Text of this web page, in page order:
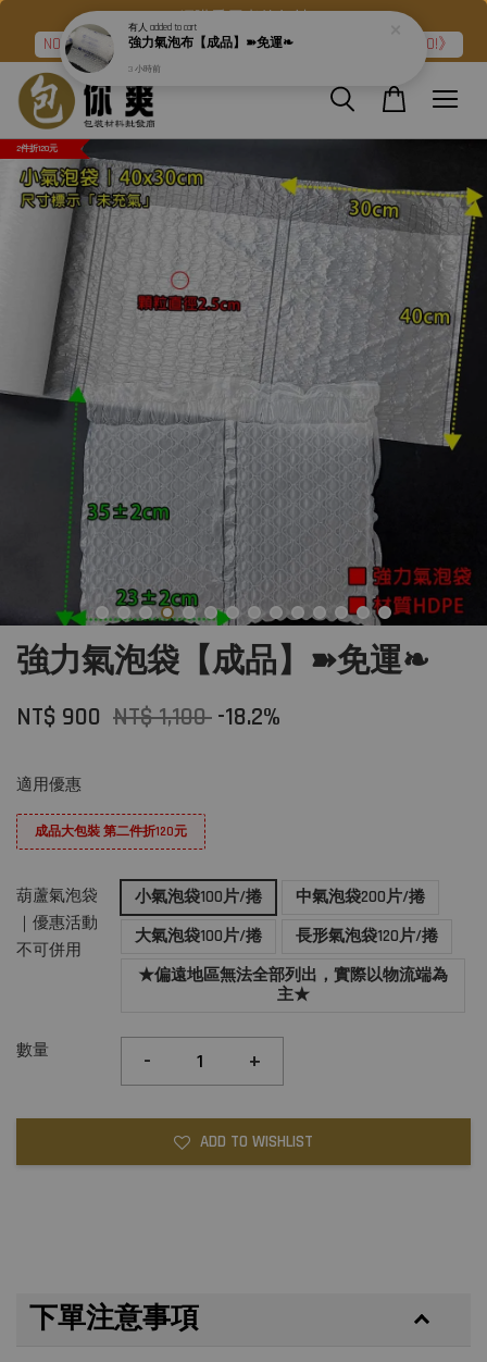
網購愛用者的包材
NO.2➽強力氣泡布『滿二件折120元』再加碼《免運❧GO!》
2件折120元
強力氣泡袋【成品】➽免運❧
NT$ 900 NT$ 1,100 -18.2%
適用優惠
成品大包裝 第二件折120元
葫蘆氣泡袋
｜優惠活動
不可併用
小氣泡袋100片/捲
中氣泡袋200片/捲
大氣泡袋100片/捲
長形氣泡袋120片/捲
★偏遠地區無法全部列出，實際以物流端為
主★
數量 - +
ADD TO WISHLIST
下單注意事項
有人 added to cart
強力氣泡布【成品】➽免運❧
3 小時前